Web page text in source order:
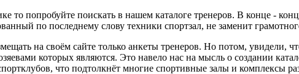
то попробуйте поискать в нашем каталоге тренеров. В конце -
по последнему слову техники спортзал, не заменит
на своём сайте только анкеты тренеров. Но потом, увидели,
которых являются. Это навело нас на мысль о создании
что подтолкнёт многие спортивные залы и